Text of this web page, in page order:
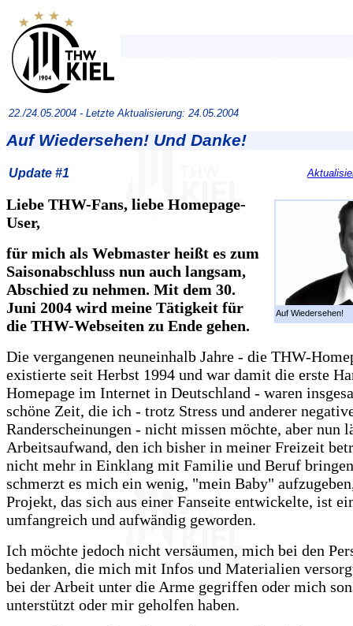
22./24.05.2004 - Letzte Aktualisierung: 24.05.2004
Auf Wiedersehen! Und Danke!
Update #1
Auf Wiedersehen!
Liebe THW-Fans, liebe Homepage-
User,
für mich als Webmaster heißt es zum
Saisonabschluss nun auch langsam,
Abschied zu nehmen. Mit dem 30.
Juni 2004 wird meine Tätigkeit für
die THW-Webseiten zu Ende gehen.
Die vergangenen neuneinhalb Jahre - die THW-
existierte seit Herbst 1994 und war damit die erste
Homepage im Internet in Deutschland - waren
schöne Zeit, die ich - trotz Stress und anderer
Randerscheinungen - nicht missen möchte, aber nun
Arbeitsaufwand, den ich bisher in meiner Freizeit
nicht mehr in Einklang mit Familie und Beruf
schmerzt es mich ein wenig, "mein Baby"
Projekt, das sich aus einer Fanseite entwickelte, ist
umfangreich und aufwändig geworden.
Ich möchte jedoch nicht versäumen, mich bei den
bedanken, die mich mit Infos und Materialien
bei der Arbeit unter die Arme gegriffen oder mich
unterstützt oder mir geholfen haben.